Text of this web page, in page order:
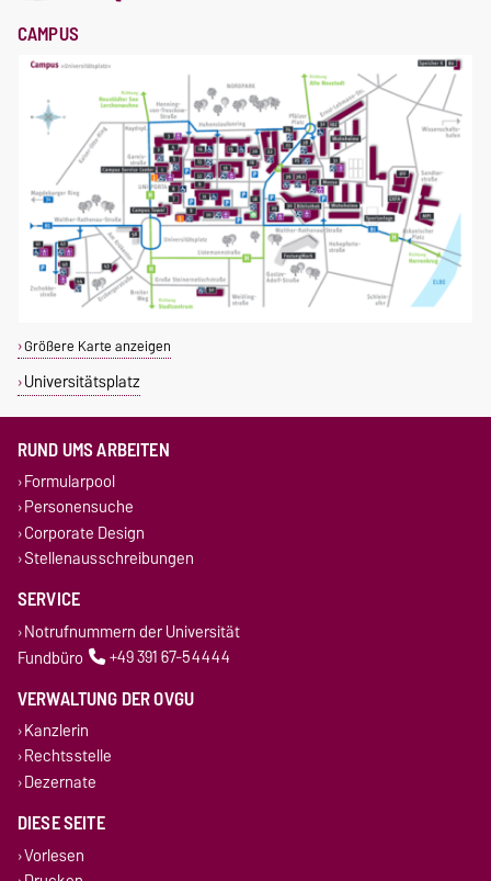
CAMPUS
Größere Karte anzeigen
Universitätsplatz
RUND UMS ARBEITEN
Formularpool
Personensuche
Corporate Design
Stellenausschreibungen
SERVICE
Notrufnummern der Universität
Fundbüro
+49 391 67-54444
VERWALTUNG DER OVGU
Kanzlerin
Rechtsstelle
Dezernate
DIESE SEITE
Vorlesen